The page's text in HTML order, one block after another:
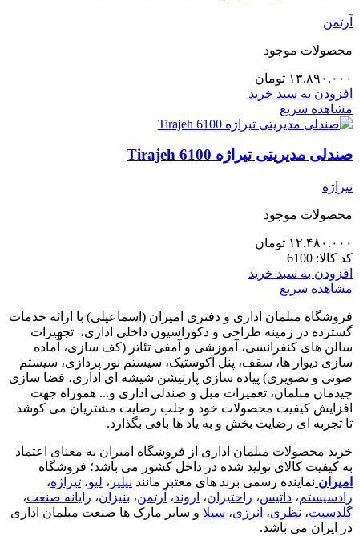
آرتمن
محصولات موجود
۱۳.۸۹۰.۰۰۰ تومان
افزودن به سبد خرید
مشاهده سریع
صندلی مدیریتی تیراژه Tirajeh 6100
تیراژه
محصولات موجود
۱۲.۴۸۰.۰۰۰ تومان
کد کالا: 6100
افزودن به سبد خرید
مشاهده سریع
فروشگاه مبلمان اداری و دفتری امیران (اسماعیلی) با ارائه خدمات
گسترده در زمینه طراحی و دکوراسیون داخلی اداری‌، تجهیزات
سالن های کنفرانسی، آموزشی و آمفی تئاتر (کف سازی، آماده
سازی دیوار ها، سقف، پنل آکوستیک، سیستم نور پردازی، سیستم
صوتی و تصویری) پیاده سازی پارتیشن شیشه ای اداری، فضا سازی
چیدمان مبلمان، تعمیرات مبل و صندلی اداری و... هموراه جهت
افزایش کیفیت محصولات خود و جلب رضایت مشتریان می کوشد
تا تجربه ای رضایت بخش و به یاد ها باقی بگذارد.
خرید محصولات مبلمان اداری از فروشگاه امیران به معنای اعتماد
به کیفیت کالای تولید شده در داخل کشور می باشد؛ فروشگاه
امیران نماینده رسمی برند های معتبر مانند نیلپر ، لیو، تیراژه،
رادسیستم، داتیس، راحتیران، اروند، آرتمن، بنیزان، رایانه صنعت،
گلدسیت، نظری، انرژی، سیلا و سایر مارک ها صنعت مبلمان اداری
در ایران می باشد.